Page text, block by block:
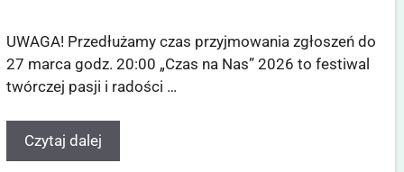
UWAGA! Przedłużamy czas przyjmowania zgłoszeń do
27 marca godz. 20:00 „Czas na Nas” 2026 to festiwal
twórczej pasji i radości …
Czytaj dalej